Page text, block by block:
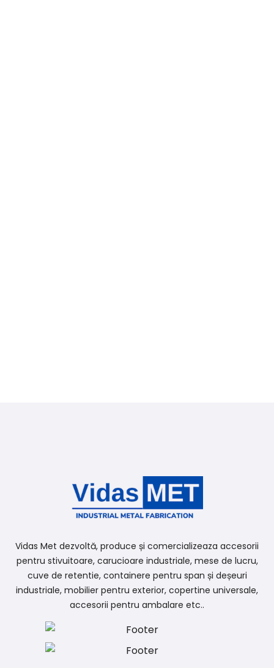
Vidas Met dezvoltă, produce și comercializeaza accesorii
pentru stivuitoare, carucioare industriale, mese de lucru,
cuve de retentie, containere pentru span și deșeuri
industriale, mobilier pentru exterior, copertine universale,
accesorii pentru ambalare etc..